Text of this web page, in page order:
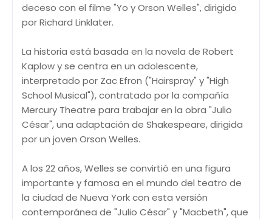
deceso con el filme "Yo y Orson Welles", dirigido
por Richard Linklater.
La historia está basada en la novela de Robert
Kaplow y se centra en un adolescente,
interpretado por Zac Efron ("Hairspray" y "High
School Musical"), contratado por la compañía
Mercury Theatre para trabajar en la obra "Julio
César", una adaptación de Shakespeare, dirigida
por un joven Orson Welles.
A los 22 años, Welles se convirtió en una figura
importante y famosa en el mundo del teatro de
la ciudad de Nueva York con esta versión
contemporánea de "Julio César" y "Macbeth", que